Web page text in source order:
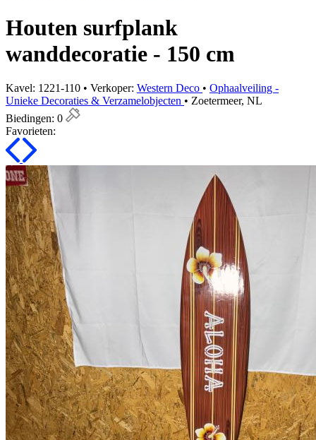
Houten surfplank
wanddecoratie - 150 cm
Kavel: 1221-110 • Verkoper: Western Deco • Ophaalveiling -
Unieke Decoraties & Verzamelobjecten • Zoetermeer, NL
Biedingen: 0
Favorieten: